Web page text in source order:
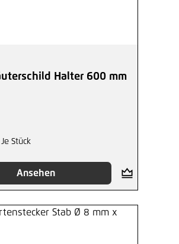
Halter 600 mm
Stück
Ansehen